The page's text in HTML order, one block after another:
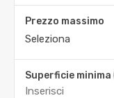
Prezzo massimo
Seleziona
Superficie minima